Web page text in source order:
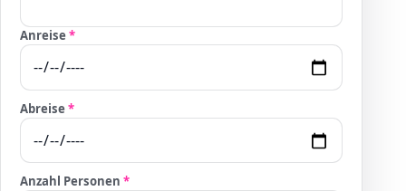
Anreise*
Abreise*
Anzahl Personen *